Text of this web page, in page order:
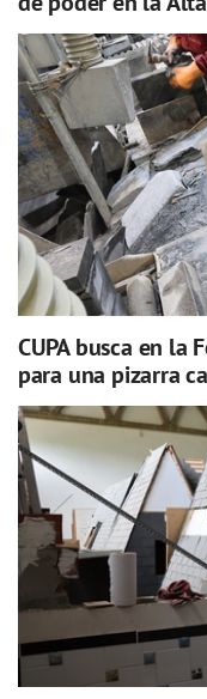
CUPA busca en la
para una pizarra